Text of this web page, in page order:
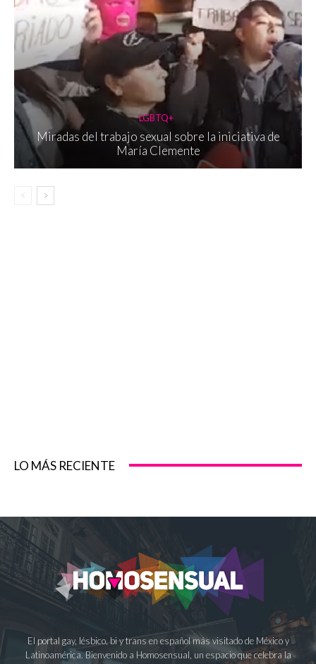
LGBTQ+
Miradas del trabajo sexual sobre la iniciativa de
María Clemente
LO MÁS RECIENTE
El portal gay, lésbico, bi y trans en español más visitado de México y
Latinoamérica. Bienvenido a Homosensual, un espacio que celebra la